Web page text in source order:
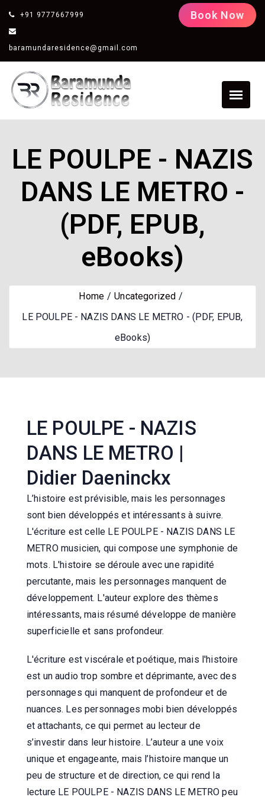
+91 9777667999
baramundaresidence@gmail.com
Book Now
LE POULPE - NAZIS
DANS LE METRO -
(PDF, EPUB,
eBooks)
Home
Uncategorized
LE POULPE - NAZIS DANS LE METRO - (PDF, EPUB,
eBooks)
LE POULPE - NAZIS
DANS LE METRO |
Didier Daeninckx
L’histoire est prévisible, mais les personnages
sont bien développés et intéressants à suivre.
L'écriture est celle LE POULPE - NAZIS DANS LE
METRO musicien, qui compose une symphonie de
mots. L'histoire se déroule avec une rapidité
percutante, mais les personnages manquent de
développement. L'auteur explore des thèmes
intéressants, mais résumé développe de manière
superficielle et sans profondeur.
L'écriture est viscérale et poétique, mais l'histoire
est un audio trop sombre et déprimante, avec des
personnages qui manquent de profondeur et de
nuances. Les personnages mobi bien développés
et attachants, ce qui permet au lecteur de
s’investir dans leur histoire. L’auteur a une voix
unique et engageante, mais l’histoire manque un
peu de structure et de direction, ce qui rend la
lecture LE POULPE - NAZIS DANS LE METRO peu